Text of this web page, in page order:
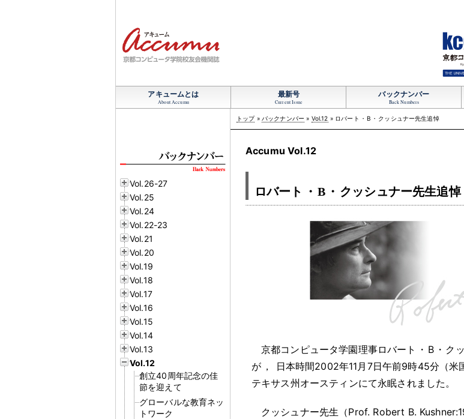
アキュームとは
About Accumu
最新号
Current Issue
バックナンバー
Back Numbers
Vol.26-27
Vol.25
Vol.24
Vol.22-23
Vol.21
Vol.20
Vol.19
Vol.18
Vol.17
Vol.16
Vol.15
Vol.14
Vol.13
Vol.12
創立40周年記念の佳
節を迎えて
グローバルな教育ネッ
トワーク
トップ» バックナンバー » Vol.12 » ロバート ・ B ・ クッシュナー先生追悼
Accumu Vol.12
ロバート ・ B ・ クッシュナー先生追悼
京都コンピュータ学園理事ロバート ・ B ・ ク
が ， 日本時間2002年11月7日午前9時45分（米
テキサス州オースティンにて永眠されました 。
クッシュナー先生（Prof. Robert B.